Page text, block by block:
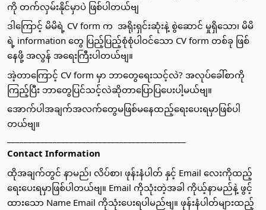
ကို တက်လှမ်းနိုင်မှာပဲ ဖြစ်ပါတယ်ဗျ
ဒါကြောင့် မိမိရဲ့ CV form က  အရိုးရှင်းဆုံးနဲ့ စွဲဆောင် မှုရှိသော၊ မိမိ
ရဲ့ information တွေ ပြည့်ပြည့်စုံစုံပါဝင်သော CV form တစ်ခု ဖြစ်
နေဖို့ အလွန် အ​​ရေးကြီးပါတယ်ဗျ။
အဲ့တာကြောင့် CV form မှာ ဘာတွေရေးသင့်လဲ? အလုပ်ခေါ်စာကို
ကြည့်ပြီး ဘာတွေပြင်သင့်လဲဆိုတာပြောပြပေးပါ့မယ်ဗျ။
အောက်ပါအချက်အလက်တွေမဖြစ်မနေထည့်ရေးပေးရမှာဖြစ်ပါ
တယ်ဗျ။
Contact Information
ထိုအချက်တွင် နာမည်၊ လိပ်စာ၊ ဖုန်းနံပါတ် နှင့် Email လေးကိုထည့်
ရေးပေးရမှာဖြစ်ပါတယ်ဗျ။ Email ကိုသုံးတဲ့အခါ ကိုယ့်နာမည်နဲ့ ဖွင့်
ထားသော Name Email ကိုသုံးပေးရပါမည်ဗျ။ ဖုန်းနံပါတ်များထည့်